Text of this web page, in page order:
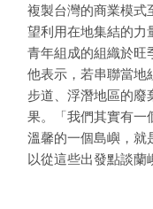
複製台灣的商業模式
望利用在地集結的力
青年組成的組織於旺
他表示，若串聯當地
步道、浮潛地區的廢
果。「我們其實有一
溫馨的一個島嶼，就
以從這些出發點談蘭